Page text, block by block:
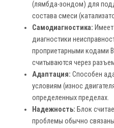
(лямбда-зондом) для
состава смеси
Самодиагностика:
диагностики
проприетарными кодами
считываются через
Адаптация: Способен
условиям (износ
определенных пределах.
Надежность: Блок
проблемы обычно